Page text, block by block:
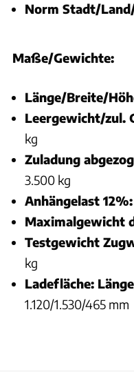
Norm Stadt/
Maße/Gewichte:
Länge/Breite/
Leergewicht/zul.
kg
Zuladung
3.500 kg
Anhängelast 12%:
Maximalgewicht
Testgewicht
kg
Ladefläche:
1.120/1.530/465 mm